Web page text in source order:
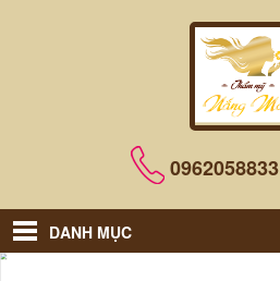
0962058833
DANH MỤC